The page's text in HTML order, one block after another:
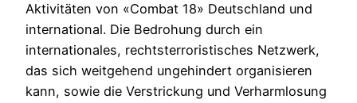
Aktivitäten von «Combat 18» Deutschland und
international. Die Bedrohung durch ein
internationales, rechtsterroristisches Netzwerk,
das sich weitgehend ungehindert organisieren
kann, sowie die Verstrickung und Verharmlosung